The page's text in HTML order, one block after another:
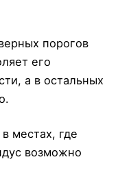
порогов
его
а в остальных
местах, где
возможно